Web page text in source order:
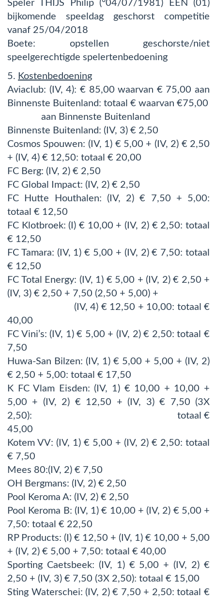
Speler THIJS Philip (°04/07/1981) EEN (01)
bijkomende speeldag geschorst competitie
vanaf 25/04/2018
Boete: opstellen geschorste/niet
speelgerechtigde spelertenbedoening
5. Kostenbedoening
Aviaclub: (IV, 4): € 85,00 waarvan € 75,00 aan
Binnenste Buitenland: totaal € waarvan €75,00
aan Binnenste Buitenland
Binnenste Buitenland: (IV, 3) € 2,50
Cosmos Spouwen: (IV, 1) € 5,00 + (IV, 2) € 2,50
+ (IV, 4) € 12,50: totaal € 20,00
FC Berg: (IV, 2) € 2,50
FC Global Impact: (IV, 2) € 2,50
FC Hutte Houthalen: (IV, 2) € 7,50 + 5,00:
totaal € 12,50
FC Klotbroek: (I) € 10,00 + (IV, 2) € 2,50: totaal
€ 12,50
FC Tamara: (IV, 1) € 5,00 + (IV, 2) € 7,50: totaal
€ 12,50
FC Total Energy: (IV, 1) € 5,00 + (IV, 2) € 2,50 +
(IV, 3) € 2,50 + 7,50 (2,50 + 5,00) +
(IV, 4) € 12,50 + 10,00: totaal €
40,00
FC Vini’s: (IV, 1) € 5,00 + (IV, 2) € 2,50: totaal €
7,50
Huwa-San Bilzen: (IV, 1) € 5,00 + 5,00 + (IV, 2)
€ 2,50 + 5,00: totaal € 17,50
K FC Vlam Eisden: (IV, 1) € 10,00 + 10,00 +
5,00 + (IV, 2) € 12,50 + (IV, 3) € 7,50 (3X
2,50): totaal €
45,00
Kotem VV: (IV, 1) € 5,00 + (IV, 2) € 2,50: totaal
€ 7,50
Mees 80:(IV, 2) € 7,50
OH Bergmans: (IV, 2) € 2,50
Pool Keroma A: (IV, 2) € 2,50
Pool Keroma B: (IV, 1) € 10,00 + (IV, 2) € 5,00 +
7,50: totaal € 22,50
RP Products: (I) € 12,50 + (IV, 1) € 10,00 + 5,00
+ (IV, 2) € 5,00 + 7,50: totaal € 40,00
Sporting Caetsbeek: (IV, 1) € 5,00 + (IV, 2) €
2,50 + (IV, 3) € 7,50 (3X 2,50): totaal € 15,00
Sting Waterschei: (IV, 2) € 7,50 + 2,50: totaal €